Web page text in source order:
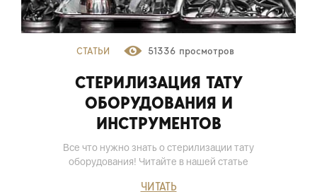
СТАТЬИ 51336 просмотров
СТЕРИЛИЗАЦИЯ ТАТУ
ОБОРУДОВАНИЯ И
ИНСТРУМЕНТОВ
Все что нужно знать о стерилизации тату
оборудования! Читайте в нашей статье
ЧИТАТЬ